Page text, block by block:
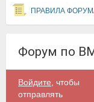
ПРАВИЛА
Форум по
Войдите , чтобы
отправлять